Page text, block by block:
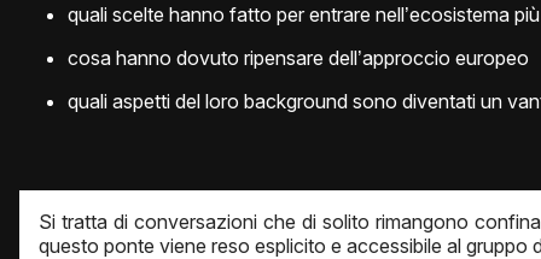
quali scelte hanno fatto per entrare nell’ecosistema
cosa hanno dovuto ripensare dell’approccio europeo
quali aspetti del loro background sono diventati un
Si tratta di conversazioni che di solito rimangono
questo ponte viene reso esplicito e accessibile al gruppo